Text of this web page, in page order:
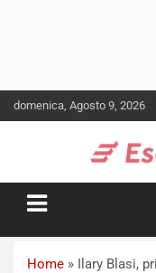
Skip
to
domenica, Agosto 9, 2026
Home » Ilary Blasi,